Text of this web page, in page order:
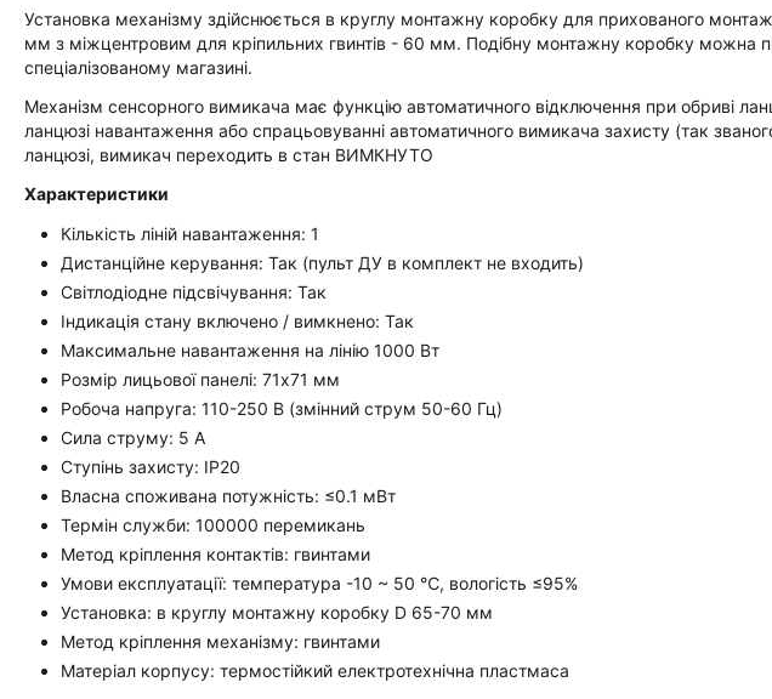
Установка механізму здійснюється в круглу монтажну коробку для прихованого
мм з міжцентровим для кріпильних гвинтів - 60 мм. Подібну монтажну коробку можна
спеціалізованому магазині.
Механізм сенсорного вимикача має функцію автоматичного відключення при обриві
ланцюзі навантаження або спрацьовуванні автоматичного вимикача захисту (так
ланцюзі, вимикач переходить в стан ВИМКНУТО
Характеристики
Кількість ліній навантаження: 1
Дистанційне керування: Так (пульт ДУ в комплект не входить)
Світлодіодне підсвічування: Так
Індикація стану включено / вимкнено: Так
Максимальне навантаження на лінію 1000 Вт
Розмір лицьової панелі: 71х71 мм
Робоча напруга: 110-250 В (змінний струм 50-60 Гц)
Сила струму: 5 А
Ступінь захисту: IP20
Власна споживана потужність: ≤0.1 мВт
Термін служби: 100000 перемикань
Метод кріплення контактів: гвинтами
Умови експлуатації: температура -10 ~ 50 ℃, вологість ≤95%
Установка: в круглу монтажну коробку D 65-70 мм
Метод кріплення механізму: гвинтами
Матеріал корпусу: термостійкий електротехнічна пластмаса